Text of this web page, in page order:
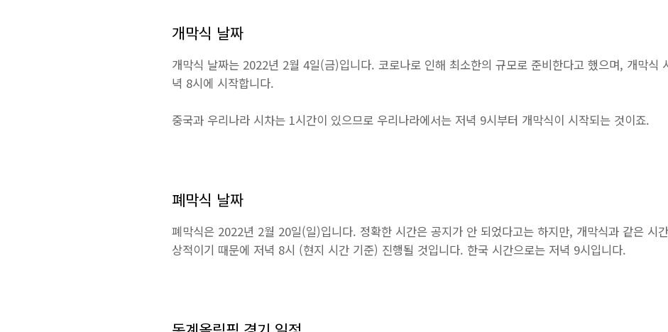
개막식 날짜
개막식 날짜는 2022년 2월 4일(금)입니다. 코로나로 인해 최소한의 규모로 준비한다고 했으며, 개막식
녁 8시에 시작합니다.
중국과 우리나라 시차는 1시간이 있으므로 우리나라에서는 저녁 9시부터 개막식이 시작되는 것이죠.
폐막식 날짜
폐막식은 2022년 2월 20일(일)입니다. 정확한 시간은 공지가 안 되었다고는 하지만, 개막식과 같은 시
상적이기 때문에 저녁 8시 (현지 시간 기준) 진행될 것입니다. 한국 시간으로는 저녁 9시입니다.